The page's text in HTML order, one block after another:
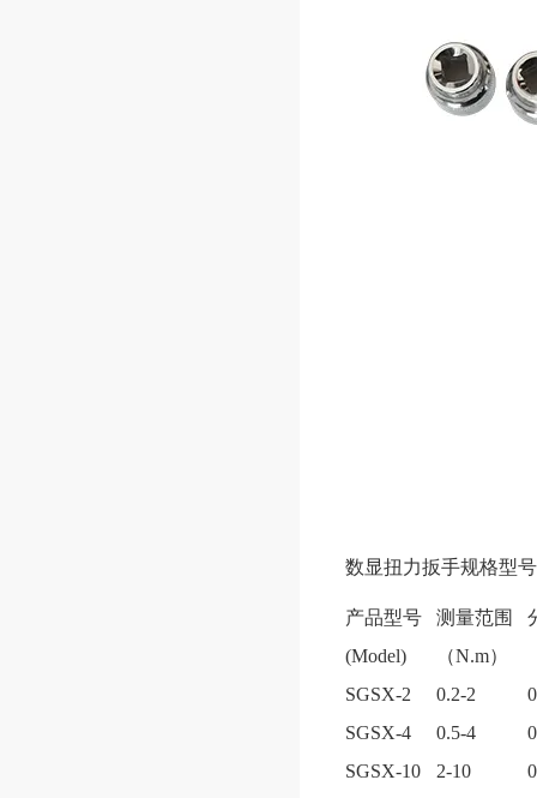
数显扭力扳手规格型号
产品型号
(Model)
测量范围
（N.m）
SGSX-2
0.2-2
SGSX-4
0.5-4
SGSX-10
2-10